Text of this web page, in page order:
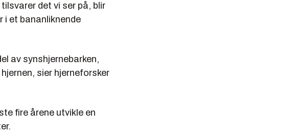
det vi ser på, blir
i et bananliknende
av synshjernebarken,
sier hjerneforsker
fire årene utvikle en